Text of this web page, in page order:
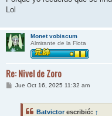
Lol
Monet vobiscum
Almirante de la Flota
Re: Nivel de Zoro
MJue Oct 16, 2025 11:32 am
Batvictor escribió: ↑